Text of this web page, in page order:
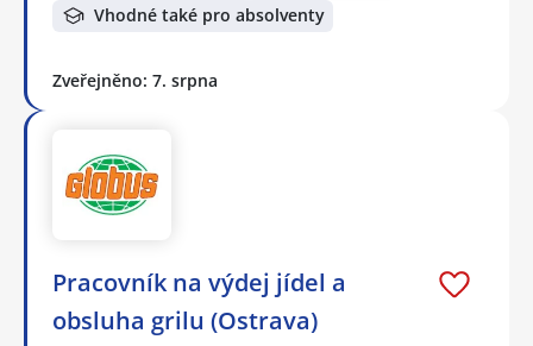
Vhodné také pro absolventy
Zveřejněno: 7. srpna
Pracovník na výdej jídel a
obsluha grilu (Ostrava)